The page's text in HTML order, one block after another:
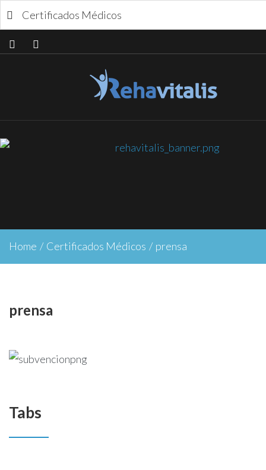
Certificados Médicos
Home / Certificados Médicos / prensa
prensa
Tabs